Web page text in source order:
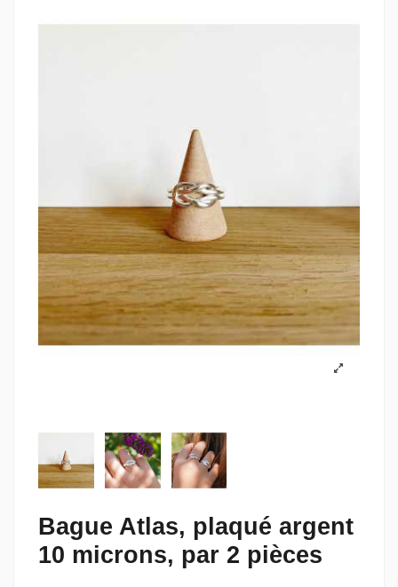
Bague Atlas, plaqué argent
10 microns, par 2 pièces